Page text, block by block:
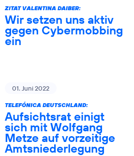
ZITAT VALENTINA DAIBER:
Wir setzen uns aktiv
gegen Cybermobbing
ein
01. Juni 2022
TELEFÓNICA DEUTSCHLAND:
Aufsichtsrat einigt
sich mit Wolfgang
Metze auf vorzeitige
Amtsniederlegung